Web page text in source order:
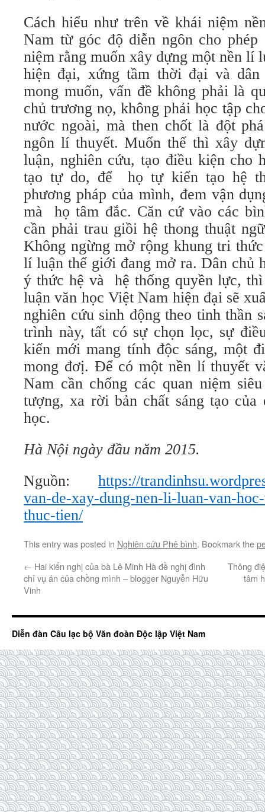
Cách hiểu như trên về khái niệm
Nam từ góc độ diễn ngôn cho phép
niệm rằng muốn xây dựng một nền lí
hiện đại, xứng tầm thời đại và
mong muốn, vấn đề không phải là
chủ trương nọ, không phải học tập
nước ngoài, mà then chốt là đột
ngôn lí thuyết. Muốn thế thì xây
luận, nghiên cứu, tạo điều kiện cho
tạo tự do, để họ tự kiến tạo hệ
phương pháp của mình, đem vận
mà họ tâm đắc. Căn cứ vào các
cần phải trau giồi hệ thong thuật
Không ngừng mở rộng khung tri
lí luận thế giới đang mở ra. Dân chủ
ý thức hệ và hệ thống quyền lực,
luận văn học Việt Nam hiện đại sẽ
nghiên cứu sinh động theo tinh thần
trình này, tất có sự chọn lọc, sự
kiến mới mang tính độc sáng, một
mong đơị. Để có một nền lí thuyết
Nam cần chống các quan niệm
tượng, xa rời bản chất sáng tạo
học.
Hà Nội ngày đầu năm 2015.
Nguồn: https://
van-de-xay-dung-nen-li-luan-van-
thuc-tien/
This entry was posted in Nghiên cứu Phê bình. Bookmark the
← Hai kiến nghị của bà Lê Minh Hà đề nghị đình
chỉ vụ án của chồng mình – blogger Nguyễn Hữu
Vinh
Thông
tâm
Diễn đàn Câu lạc bộ Văn đoàn Độc lập Việt Nam